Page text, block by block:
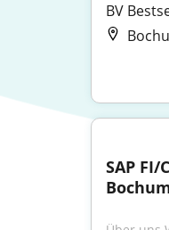
BV
SAP